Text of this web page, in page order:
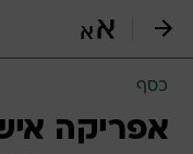
כסף
אפריקה